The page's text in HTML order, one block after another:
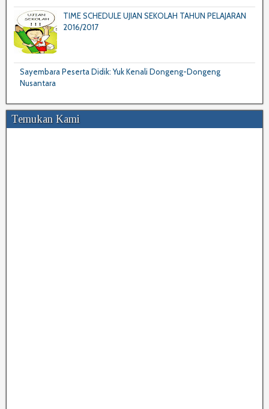
TIME SCHEDULE UJIAN SEKOLAH TAHUN PELAJARAN
2016/2017
Sayembara Peserta Didik: Yuk Kenali Dongeng-Dongeng
Nusantara
Temukan Kami